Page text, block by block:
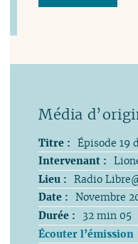
Titre : Épisode 19
Intervenant :
Lieu : Radio
Date : Novembre
Durée :
32 min 05
Écouter l’émission